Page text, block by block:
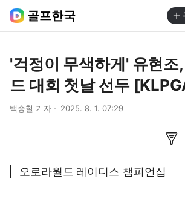
골프한국
'걱정이 무색하게' 유현조
드 대회 첫날 선두
백승철 기자 2025. 8. 1. 07:29
오로라월드 레이디스 챔피언십